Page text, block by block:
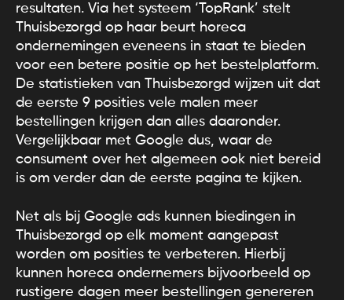
resultaten. Via het systeem ‘TopRank’ stelt
Thuisbezorgd op haar beurt horeca
ondernemingen eveneens in staat te bieden
voor een betere positie op het bestelplatform.
De statistieken van Thuisbezorgd wijzen uit dat
de eerste 9 posities vele malen meer
bestellingen krijgen dan alles daaronder.
Vergelijkbaar met Google dus, waar de
consument over het algemeen ook niet bereid
is om verder dan de eerste pagina te kijken.
Net als bij Google ads kunnen biedingen in
Thuisbezorgd op elk moment aangepast
worden om posities te verbeteren. Hierbij
kunnen horeca ondernemers bijvoorbeeld op
rustigere dagen meer bestellingen genereren